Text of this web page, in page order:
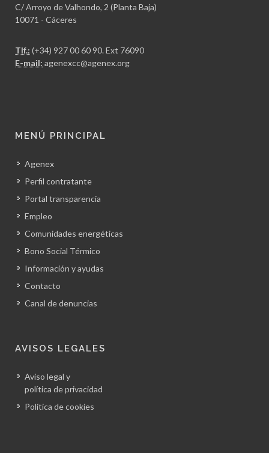
C/ Arroyo de Valhondo, 2 (Planta Baja)
10071 - Cáceres
Tlf.: (+34) 927 00 60 90. Ext 76090
E-mail: agenexcc@agenex.org
MENÚ PRINCIPAL
Agenex
Perfil contratante
Portal transparencia
Empleo
Comunidades energéticas
Bono Social Térmico
Información y ayudas
Contacto
Canal de denuncias
AVISOS LEGALES
Aviso legal y
política de privacidad
Política de cookies